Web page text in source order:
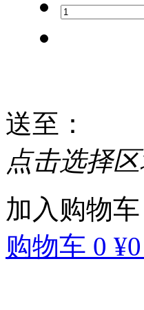
送至 ：
点击选择
加入购物车
购物车 0 ¥0